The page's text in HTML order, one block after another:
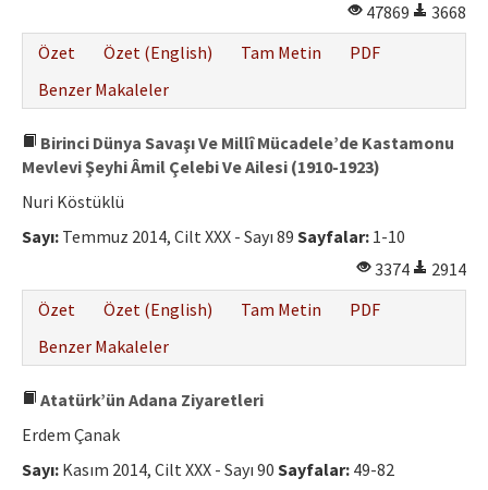
47869
3668
Özet
Özet (English) Tam Metin
PDF
Benzer Makaleler
Birinci Dünya Savaşı Ve Millî Mücadele’de Kastamonu
Mevlevi Şeyhi Âmil Çelebi Ve Ailesi (1910-1923)
Nuri Köstüklü
Sayı: Temmuz 2014, Cilt XXX - Sayı 89 Sayfalar: 1-10
3374
2914
Özet
Özet (English) Tam Metin
PDF
Benzer Makaleler
Atatürk’ün Adana Ziyaretleri
Erdem Çanak
Sayı: Kasım 2014, Cilt XXX - Sayı 90 Sayfalar: 49-82